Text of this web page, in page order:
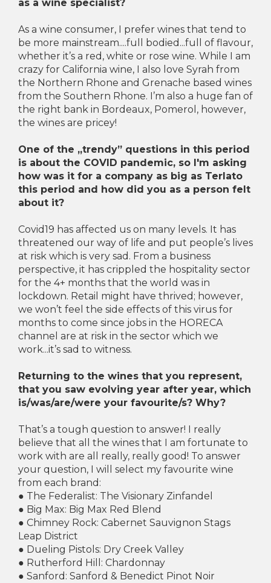
as a wine specialist?
As a wine consumer, I prefer wines that tend to
be more mainstream....full bodied...full of flavour,
whether it’s a red, white or rose wine. While I am
crazy for California wine, I also love Syrah from
the Northern Rhone and Grenache based wines
from the Southern Rhone. I’m also a huge fan of
the right bank in Bordeaux, Pomerol, however,
the wines are pricey!
One of the „trendy” questions in this period
is about the COVID pandemic, so I'm asking
how was it for a company as big as Terlato
this period and how did you as a person felt
about it?
Covid19 has affected us on many levels. It has
threatened our way of life and put people’s lives
at risk which is very sad. From a business
perspective, it has crippled the hospitality sector
for the 4+ months that the world was in
lockdown. Retail might have thrived; however,
we won’t feel the side effects of this virus for
months to come since jobs in the HORECA
channel are at risk in the sector which we
work...it’s sad to witness.
Returning to the wines that you represent,
that you saw evolving year after year, which
is/was/are/were your favourite/s? Why?
That’s a tough question to answer! I really
believe that all the wines that I am fortunate to
work with are all really, really good! To answer
your question, I will select my favourite wine
from each brand:
● The Federalist: The Visionary Zinfandel
● Big Max: Big Max Red Blend
● Chimney Rock: Cabernet Sauvignon Stags
Leap District
● Dueling Pistols: Dry Creek Valley
● Rutherford Hill: Chardonnay
● Sanford: Sanford & Benedict Pinot Noir